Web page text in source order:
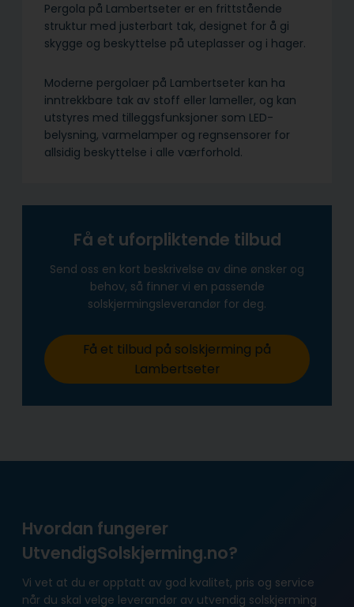
Pergola på Lambertseter er en frittstående
struktur med justerbart tak, designet for å gi
skygge og beskyttelse på uteplasser og i hager.
Moderne pergolaer på Lambertseter kan ha
inntrekkbare tak av stoff eller lameller, og kan
utstyres med tilleggsfunksjoner som LED-
belysning, varmelamper og regnsensorer for
allsidig beskyttelse i alle værforhold.
Få et uforpliktende tilbud
Send oss en kort beskrivelse av dine ønsker og
behov, så finner vi en passende
solskjermingsleverandør for deg.
Få et tilbud på solskjerming på
Lambertseter
Hvordan fungerer
UtvendigSolskjerming.no?
Vi vet at du er opptatt av god kvalitet, pris og service
når du skal velge leverandør av utvendig solskjerming